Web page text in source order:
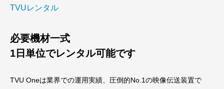
TVUレンタル
必要機材一式
1日単位でレンタル可能です
TVU Oneは業界での運用実績、圧倒的No.1の映像伝送装置で